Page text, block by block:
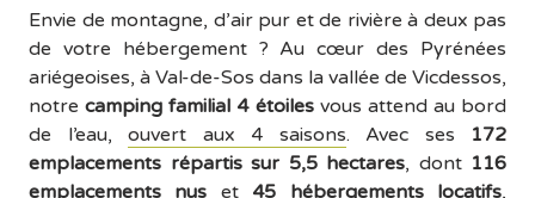
OFFRE COUPLE
Séjour 1 semaine à partir de
229 €
EN SAVOIR PLUS
Envie de montagne, d’air pur et de rivière à deux pas
de votre hébergement ? Au cœur des Pyrénées
ariégeoises, à Val-de-Sos dans la vallée de Vicdessos,
notrecamping familial 4 étoilesvous attend au bord
de l’eau, ouvert aux 4 saisons. Avec ses 172
emplacements répartis sur 5,5 hectares, dont 116
emplacements nus et 45 hébergements locatifs,